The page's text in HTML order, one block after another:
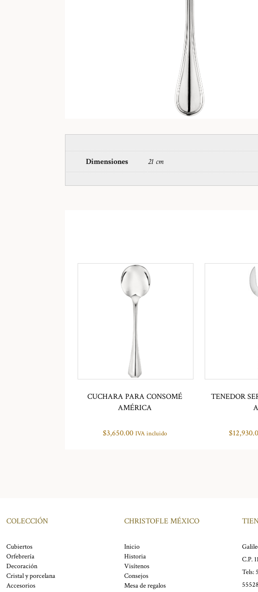
Dimensiones
21 cm
CUCHARA PARA CONSOMÉ
AMÉRICA
$3,650.00 IVA incluido
TENEDOR
$
COLECCIÓN
Cubiertos
Orfebrería
Decoración
Cristal y porcelana
Accesorios
CHRISTOFLE MÉXICO
Inicio
Historia
Visítenos
Consejos
Mesa de regalos
C.P.
Tels: